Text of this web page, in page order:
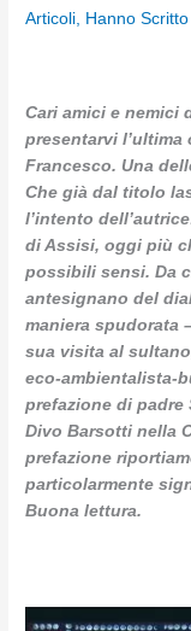
Articoli, Hanno Scritto
Cari amici e nemici
presentarvi l’ultima
Francesco. Una
Che già dal titolo
l’intento
di Assisi, oggi più
possibili sensi. Da
antesignano del
maniera spudorata
sua visita al
eco-ambientalista-
prefazione di padre
Divo Barsotti nella
prefazione
particolarmente
Buona lettura.